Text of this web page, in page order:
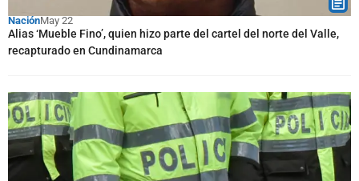
NaciónMay 22
Alias ‘Mueble Fino’, quien hizo parte del cartel del norte del Valle,
recapturado en Cundinamarca